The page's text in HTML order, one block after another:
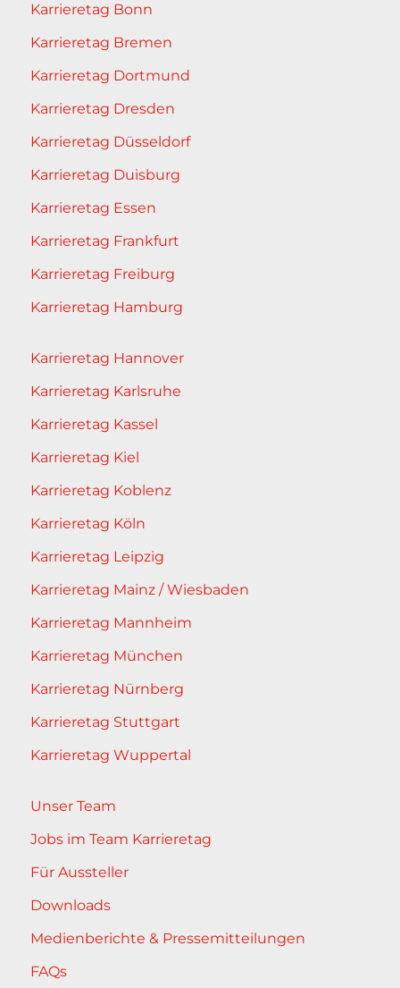
Karrieretag Bonn
Karrieretag Bremen
Karrieretag Dortmund
Karrieretag Dresden
Karrieretag Düsseldorf
Karrieretag Duisburg
Karrieretag Essen
Karrieretag Frankfurt
Karrieretag Freiburg
Karrieretag Hamburg
Karrieretag Hannover
Karrieretag Karlsruhe
Karrieretag Kassel
Karrieretag Kiel
Karrieretag Koblenz
Karrieretag Köln
Karrieretag Leipzig
Karrieretag Mainz / Wiesbaden
Karrieretag Mannheim
Karrieretag München
Karrieretag Nürnberg
Karrieretag Stuttgart
Karrieretag Wuppertal
Unser Team
Jobs im Team Karrieretag
Für Aussteller
Downloads
Medienberichte & Pressemitteilungen
FAQs